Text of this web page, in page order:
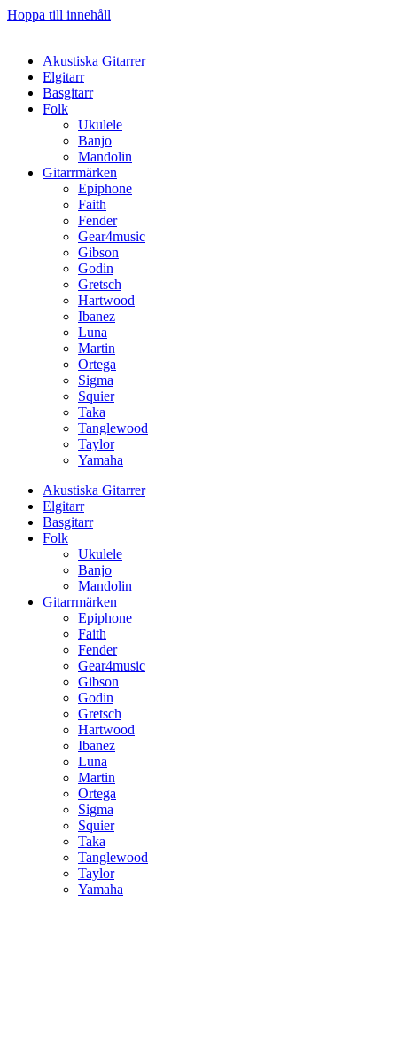
Hoppa till innehåll
Akustiska Gitarrer
Elgitarr
Basgitarr
Folk
Ukulele
Banjo
Mandolin
Gitarrmärken
Epiphone
Faith
Fender
Gear4music
Gibson
Godin
Gretsch
Hartwood
Ibanez
Luna
Martin
Ortega
Sigma
Squier
Taka
Tanglewood
Taylor
Yamaha
Akustiska Gitarrer
Elgitarr
Basgitarr
Folk
Ukulele
Banjo
Mandolin
Gitarrmärken
Epiphone
Faith
Fender
Gear4music
Gibson
Godin
Gretsch
Hartwood
Ibanez
Luna
Martin
Ortega
Sigma
Squier
Taka
Tanglewood
Taylor
Yamaha